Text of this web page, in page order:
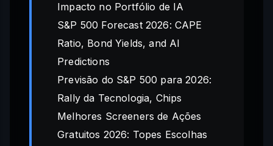
Impacto no Portfólio de IA
S&P 500 Forecast 2026: CAPE
Ratio, Bond Yields, and AI
Predictions
Previsão do S&P 500 para 2026:
Rally da Tecnologia, Chips
Melhores Screeners de Ações
Gratuitos 2026: Topes Escolhas